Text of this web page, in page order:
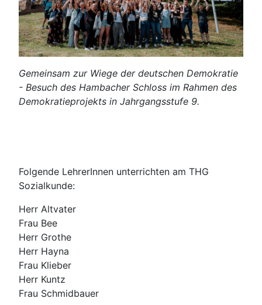
Gemeinsam zur Wiege der deutschen Demokratie
- Besuch des Hambacher Schloss im Rahmen des
Demokratieprojekts in Jahrgangsstufe 9.
Folgende LehrerInnen unterrichten am THG
Sozialkunde:
Herr Altvater
Frau Bee
Herr Grothe
Herr Hayna
Frau Klieber
Herr Kuntz
Frau Schmidbauer